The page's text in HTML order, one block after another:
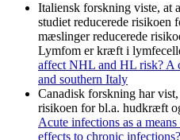
Italiensk forskning viste, at
studiet reducerede
mæslinger reducerede
Lymfom er kræft i
affect NHL and HL risk? A
and southern Italy
Canadisk forskning har
risikoen for bl.a. hudkræft
Acute infections as a
effects to chronic infections?